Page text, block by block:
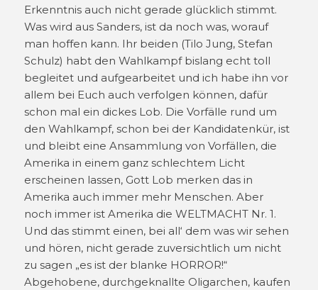
Erkenntnis auch nicht gerade glücklich stimmt.
Was wird aus Sanders, ist da noch was, worauf
man hoffen kann. Ihr beiden (Tilo Jung, Stefan
Schulz) habt den Wahlkampf bislang echt toll
begleitet und aufgearbeitet und ich habe ihn vor
allem bei Euch auch verfolgen können, dafür
schon mal ein dickes Lob. Die Vorfälle rund um
den Wahlkampf, schon bei der Kandidatenkür, ist
und bleibt eine Ansammlung von Vorfällen, die
Amerika in einem ganz schlechtem Licht
erscheinen lassen, Gott Lob merken das in
Amerika auch immer mehr Menschen. Aber
noch immer ist Amerika die WELTMACHT Nr. 1.
Und das stimmt einen, bei all‘ dem was wir sehen
und hören, nicht gerade zuversichtlich um nicht
zu sagen „es ist der blanke HORROR!“
Abgehobene, durchgeknallte Oligarchen, kaufen